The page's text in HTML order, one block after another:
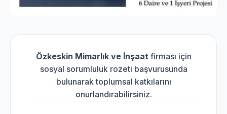
Özkeskin Mimarlık ve İnşaatfirması için
sosyal sorumluluk rozeti başvurusunda
bulunarak toplumsal katkılarını
onurlandırabilirsiniz.